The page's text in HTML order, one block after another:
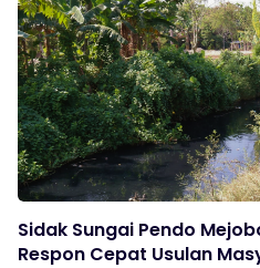
Sidak Sungai Pendo
Respon Cepat Usulan